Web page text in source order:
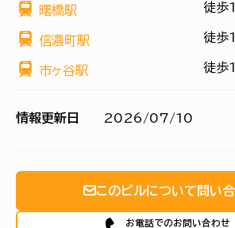
曙橋駅 徒歩
信濃町駅 徒歩
市ヶ谷駅 徒歩
情報更新日 2026/07/10
このビルについて問い
お電話でのお問い合わせ